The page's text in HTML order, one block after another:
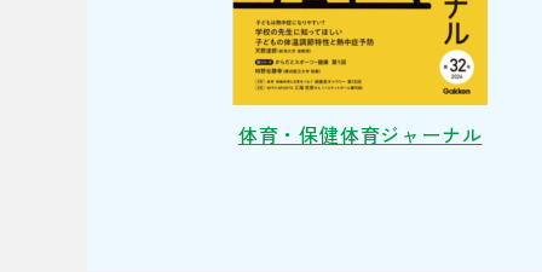
体育・保健体育ジャーナル